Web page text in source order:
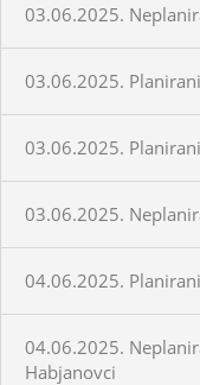
03.06.2025.
03.06.2025.
03.06.2025.
03.06.2025.
04.06.2025.
04.06.2025.
Habjanovci